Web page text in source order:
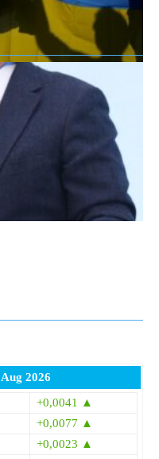
2026
+0,0041 ▲
+0,0077 ▲
+0,0023 ▲